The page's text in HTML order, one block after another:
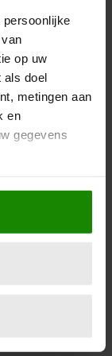
op uw
als doel
metingen aan
en
gegevens
kan zijn
(fingerprinting)
de
in Den
gingen